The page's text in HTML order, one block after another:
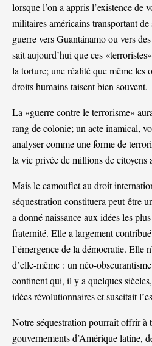
lorsque l’on a appris l’existence de
militaires américains transportant
guerre vers Guantánamo ou vers
sait aujourd’hui que ces
la torture; une réalité que même les
droits humains taisent bien souvent.
La «guerre contre le terrorisme»
rang de colonie; un acte inamical,
analyser comme une forme de
la vie privée de millions de citoyens
Mais le camouflet au droit
séquestration constituera peut-être
a donné naissance aux idées les
fraternité. Elle a largement
l’émergence de la démocratie. Elle
d’elle-même : un néo-
continent qui, il y a quelques
idées révolutionnaires et suscitait
Notre séquestration pourrait offrir à
gouvernements d’Amérique latine,